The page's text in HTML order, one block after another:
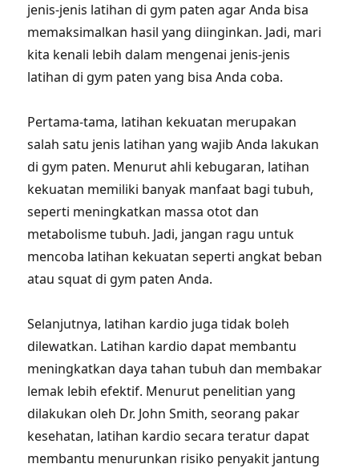
jenis-jenis latihan di gym paten agar Anda bisa
memaksimalkan hasil yang diinginkan. Jadi, mari
kita kenali lebih dalam mengenai jenis-jenis
latihan di gym paten yang bisa Anda coba.
Pertama-tama, latihan kekuatan merupakan
salah satu jenis latihan yang wajib Anda lakukan
di gym paten. Menurut ahli kebugaran, latihan
kekuatan memiliki banyak manfaat bagi tubuh,
seperti meningkatkan massa otot dan
metabolisme tubuh. Jadi, jangan ragu untuk
mencoba latihan kekuatan seperti angkat beban
atau squat di gym paten Anda.
Selanjutnya, latihan kardio juga tidak boleh
dilewatkan. Latihan kardio dapat membantu
meningkatkan daya tahan tubuh dan membakar
lemak lebih efektif. Menurut penelitian yang
dilakukan oleh Dr. John Smith, seorang pakar
kesehatan, latihan kardio secara teratur dapat
membantu menurunkan risiko penyakit jantung